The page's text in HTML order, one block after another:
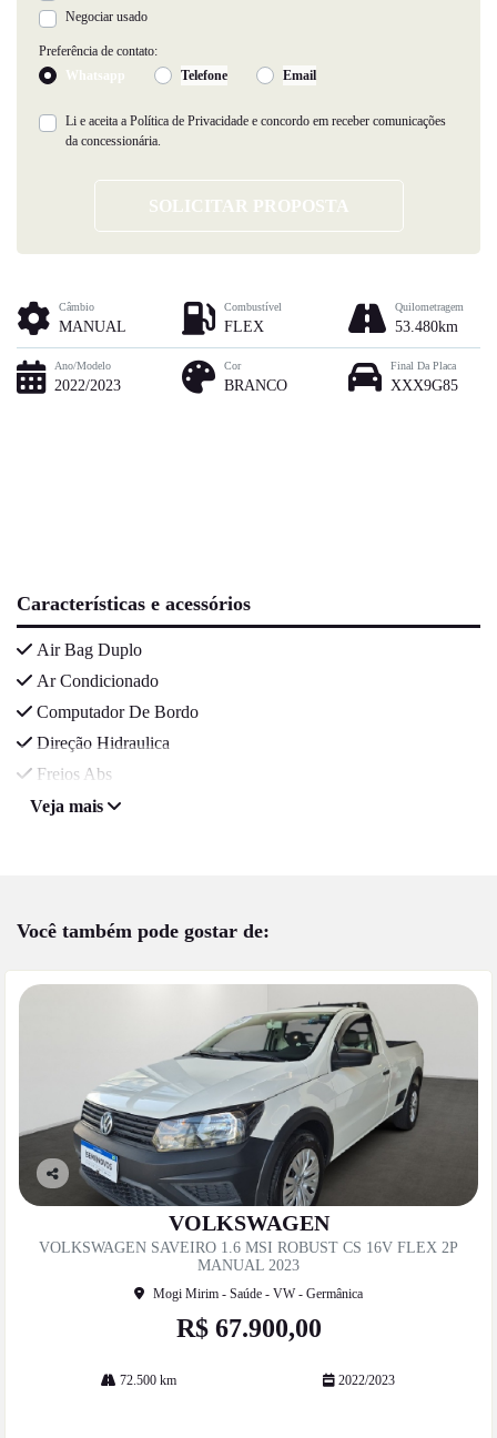
Negociar usado
Preferência de contato:
Whatsapp
Telefone Email
Li e aceita a Política de Privacidade e concordo em receber comunicações
da concessionária.
SOLICITAR PROPOSTA
Câmbio
MANUAL
Combustível
FLEX
Quilometragem
53.480km
Ano/Modelo
2022/2023
Cor
BRANCO
Final Da Placa
XXX9G85
Características e acessórios
Air Bag Duplo
Ar Condicionado
Computador De Bordo
Direção Hidraulica
Freios Abs
Veja mais
Você também pode gostar de:
he
VOLKSWAGEN
VOLKSWAGEN SAVEIRO 1.6 MSI ROBUST CS 16V FLEX 2P
MANUAL 2023
Mogi Mirim - Saúde - VW - Germânica
R$ 67.900,00
72.500 km 2022/2023